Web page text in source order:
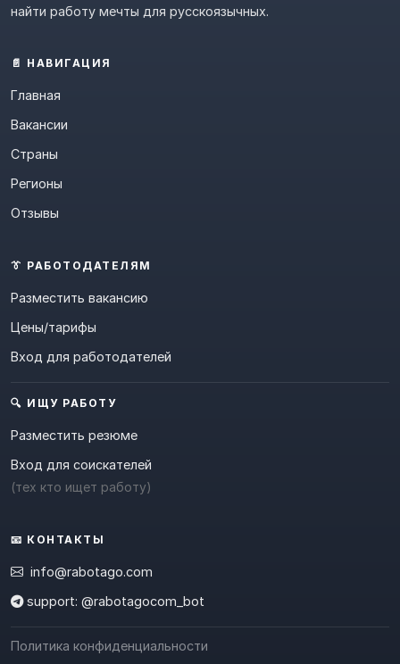
найти работу мечты для русскоязычных.
📄 НАВИГАЦИЯ
Главная
Вакансии
Страны
Регионы
Отзывы
👔 РАБОТОДАТЕЛЯМ
Разместить вакансию
Цены/тарифы
Вход для работодателей
🔍 ИЩУ РАБОТУ
Разместить резюме
Вход для соискателей
(тех кто ищет работу)
📧 КОНТАКТЫ
info@rabotago.com
support: @rabotagocom_bot
Политика конфиденциальности